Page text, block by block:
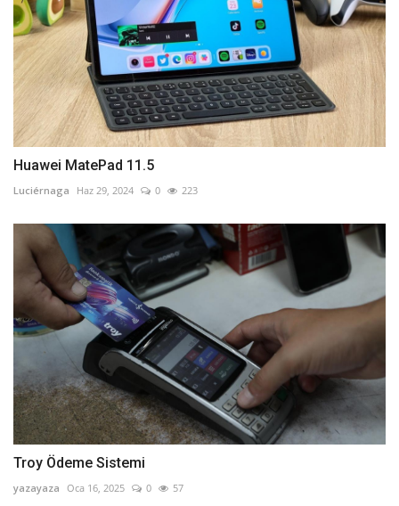
Huawei MatePad 11.5
Luciérnaga Haz 29, 2024 0 223
Troy Ödeme Sistemi
yazayaza Oca 16, 2025 0 57